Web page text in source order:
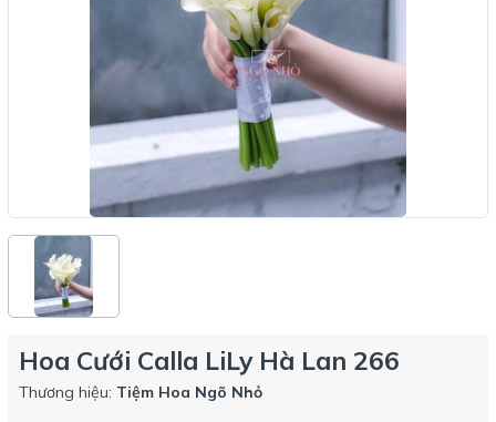
Hoa Cưới Calla LiLy Hà Lan 266
Thương hiệu: Tiệm Hoa Ngõ Nhỏ